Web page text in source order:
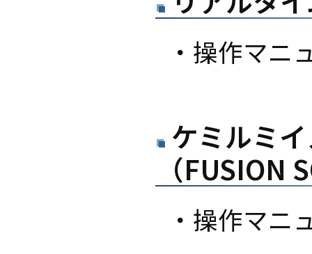
・操作マニ
ケミルミ
（FUSION
・操作マニ